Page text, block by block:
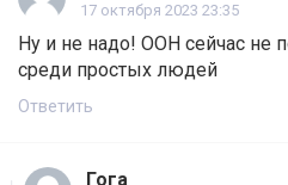
17 октября 2023 23:35
Ну и не надо! ООН сейчас не
среди простых людей
Ответить
Гога